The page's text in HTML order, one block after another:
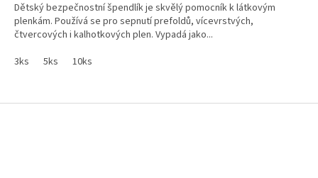
Dětský bezpečnostní špendlík je skvělý pomocník k látkovým
plenkám. Používá se pro sepnutí prefoldů, vícevrstvých,
čtvercových i kalhotkových plen. Vypadá jako...
3ks
5ks 10ks